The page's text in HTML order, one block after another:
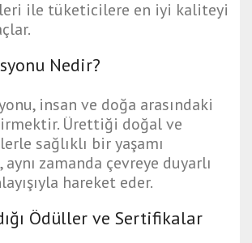
ile tüketicilere en iyi kaliteyi
Nedir?
insan ve doğa arasındaki
Ürettiği doğal ve
sağlıklı bir yaşamı
zamanda çevreye duyarlı
hareket eder.
Ödüller ve Sertifikalar